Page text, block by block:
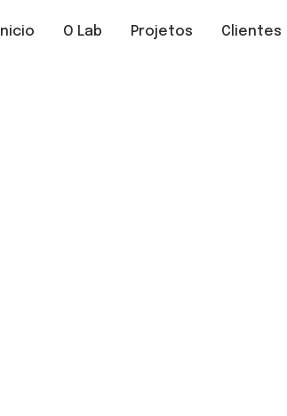
Inicio O Lab Projetos Clientes